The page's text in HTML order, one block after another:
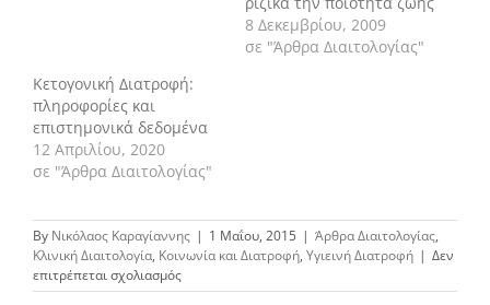
8 Δεκεμβρίου, 2009
σε "Άρθρα Διαιτολογίας"
Κετογονική Διατροφή:
πληροφορίες και
επιστημονικά δεδομένα
12 Απριλίου, 2020
σε "Άρθρα Διαιτολογίας"
By Νικόλαος Καραγίαννης | 1 Μαΐου, 2015 | Άρθρα Διαιτολογίας,
Κλινική Διαιτολογία, Κοινωνία και Διατροφή, Υγιεινή Διατροφή | Δεν
επιτρέπεται σχολιασμόςστο
Ο